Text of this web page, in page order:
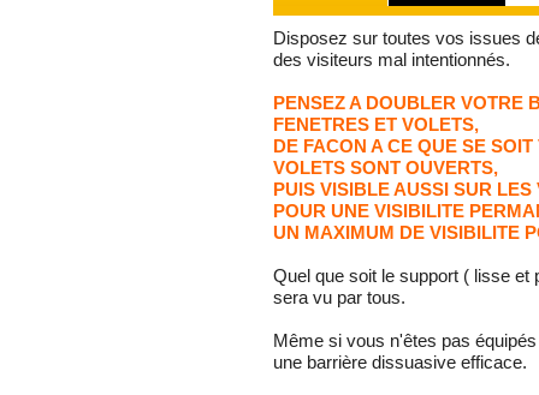
Disposez sur toutes vos issues
des visiteurs mal intentionnés.
PENSEZ A DOUBLER VOTRE
FENETRES ET VOLETS,
DE FACON A CE QUE SE
VOLETS SONT OUVERTS,
PUIS VISIBLE AUSSI SUR
POUR UNE VISIBILITE
UN MAXIMUM DE VISIBILITE
Quel que soit le support ( lisse
sera vu par tous.
Même si vous n'êtes pas
une barrière dissuasive efficace.